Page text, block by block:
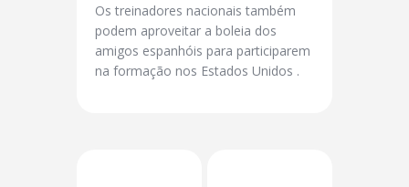
Os treinadores nacionais também
podem aproveitar a boleia dos
amigos espanhóis para participarem
na formação nos Estados Unidos .